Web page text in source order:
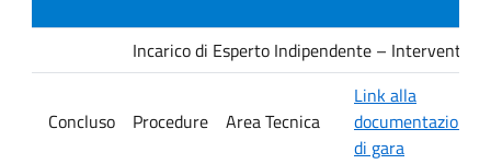
Incarico di Esperto Indipendente – Interventi
Concluso Procedure Area Tecnica
Link alla
documentazione
di gara